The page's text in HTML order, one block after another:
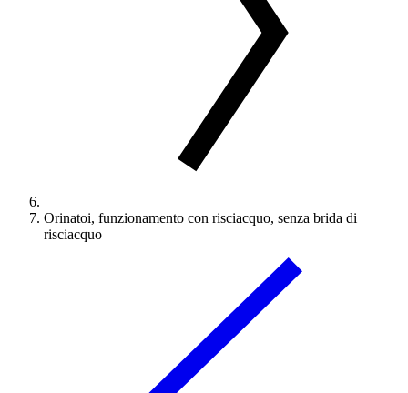
Orinatoi, funzionamento con risciacquo, senza brida di
risciacquo